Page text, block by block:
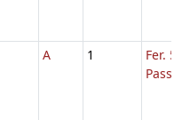
A 1
Fer. 5